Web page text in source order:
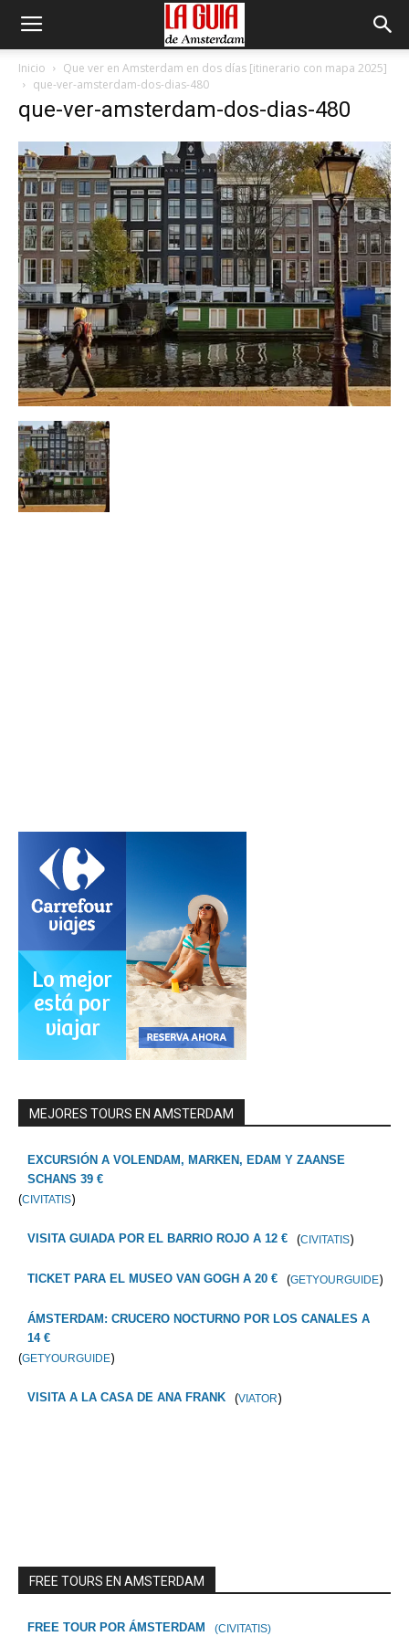
Inicio
Que ver en Amsterdam en dos días [itinerario con mapa 2025]
que-ver-amsterdam-dos-dias-480
que-ver-amsterdam-dos-dias-480
MEJORES TOURS EN AMSTERDAM
EXCURSIÓN A VOLENDAM, MARKEN, EDAM Y ZAANSE
SCHANS 39 €
(CIVITATIS)
VISITA GUIADA POR EL BARRIO ROJO A 12 € (CIVITATIS)
TICKET PARA EL MUSEO VAN GOGH A 20 € (GETYOURGUIDE)
ÁMSTERDAM: CRUCERO NOCTURNO POR LOS CANALES A
14 €
(GETYOURGUIDE)
VISITA A LA CASA DE ANA FRANK (VIATOR)
FREE TOURS EN AMSTERDAM
FREE TOUR POR ÁMSTERDAM (CIVITATIS)